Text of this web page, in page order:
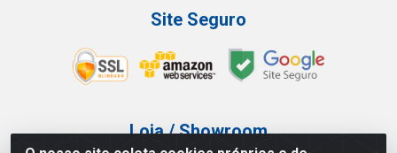
Site Seguro
Loja / Showroom